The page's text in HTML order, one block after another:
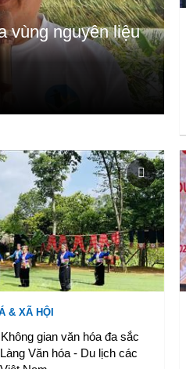
vùng nguyên liệu
& XÃ HỘI
gian văn hóa đa sắc
Văn hóa - Du lịch các